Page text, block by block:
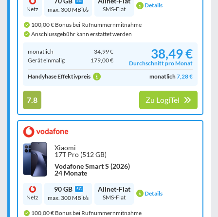
Netz max. 300 MBit/s SMS-Flat Details
100,00 € Bonus bei Rufnummernmitnahme
Anschlussgebühr kann erstattet werden
monatlich
34,99 €
Gerät einmalig
179,00 € 38,49 €
Durchschnitt pro Monat
Handyhase Effektivpreis
monatlich7,28 €
7.8 Zu LogiTel
Xiaomi
17T Pro (512 GB)
Vodafone Smart S (2026)
24 Monate
Netz
90 GB 5G
max. 300 MBit/s
Allnet-Flat
SMS-Flat Details
100,00 € Bonus bei Rufnummernmitnahme